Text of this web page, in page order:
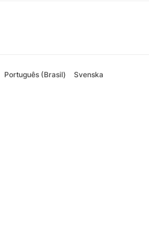
Português (Brasil) Svenska